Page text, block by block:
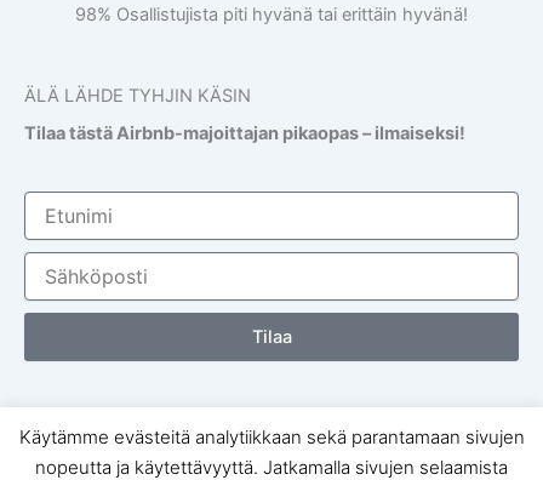
98% Osallistujista piti hyvänä tai erittäin hyvänä!
ÄLÄ LÄHDE TYHJIN KÄSIN
Tilaa tästä Airbnb-majoittajan pikaopas – ilmaiseksi!
Etunimi
Sähköposti
Tilaa
Copyright © 2020 Joonatan Voltti
Käytämme evästeitä analytiikkaan sekä parantamaan sivujen
nopeutta ja käytettävyyttä. Jatkamalla sivujen selaamista